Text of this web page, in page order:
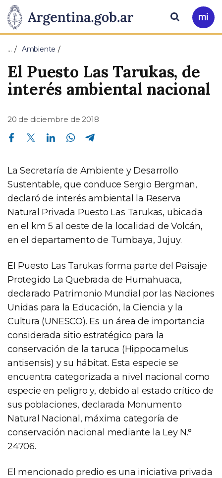
Presidencia
de
la
Nación
Pasar al contenido principal
Ir
a
Buscar
… Ambiente
El Puesto Las Tarukas, de
interés ambiental nacional
20 de diciembre de 2018
Compartir en Facebook Compartir en Twitter Compartir en Linkedin Compartir en Whatsapp
La Secretaría de Ambiente y Desarrollo
Sustentable, que conduce Sergio Bergman,
declaró de interés ambiental la Reserva
Natural Privada Puesto Las Tarukas, ubicada
en el km 5 al oeste de la localidad de Volcán,
en el departamento de Tumbaya, Jujuy.
El Puesto Las Tarukas forma parte del Paisaje
Protegido La Quebrada de Humahuaca,
declarado Patrimonio Mundial por las Naciones
Unidas para la Educación, la Ciencia y la
Cultura (UNESCO). Es un área de importancia
considerada sitio estratégico para la
conservación de la taruca (Hippocamelus
antisensis) y su hábitat. Esta especie se
encuentra categorizada a nivel nacional como
especie en peligro y, debido al estado crítico de
sus poblaciones, declarada Monumento
Natural Nacional, máxima categoría de
conservación nacional mediante la Ley N.°
24706.
El mencionado predio es una iniciativa privada